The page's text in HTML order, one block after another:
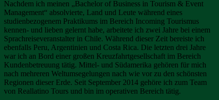
Nachdem ich meinen „Bachelor of Business in Tourism & Event
Management“ absolvierte, Land und Leute während eines
studienbezogenem Praktikums im Bereich Incoming Tourismus
kennen- und lieben gelernt habe, arbeitete ich zwei Jahre bei einem
Sprachreiseveranstalter in Chile. Während dieser Zeit bereiste ich
ebenfalls Peru, Argentinien und Costa Rica. Die letzten drei Jahre
war ich an Bord einer großen Kreuzfahrtgesellschaft im Bereich
Kundenbetreuung tätig. Mittel- und Südamerika gehören für mich
nach mehreren Weltumsegelungen nach wie vor zu den schönsten
Regionen dieser Erde. Seit September 2014 gehöre ich zum Team
von Reallatino Tours und bin im operativen Bereich tätig.